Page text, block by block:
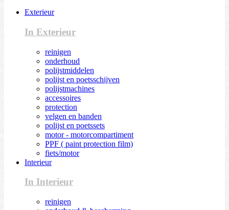
Exterieur
In Exterieur
reinigen
onderhoud
polijstmiddelen
polijst en poetsschijven
polijstmachines
accessoires
protection
velgen en banden
polijst en poetssets
motor - motorcompartiment
PPF ( paint protection film)
fiets/motor
Interieur
In Interieur
reinigen